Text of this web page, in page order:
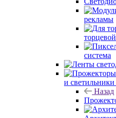
рекламы
система
и светильники
Назад